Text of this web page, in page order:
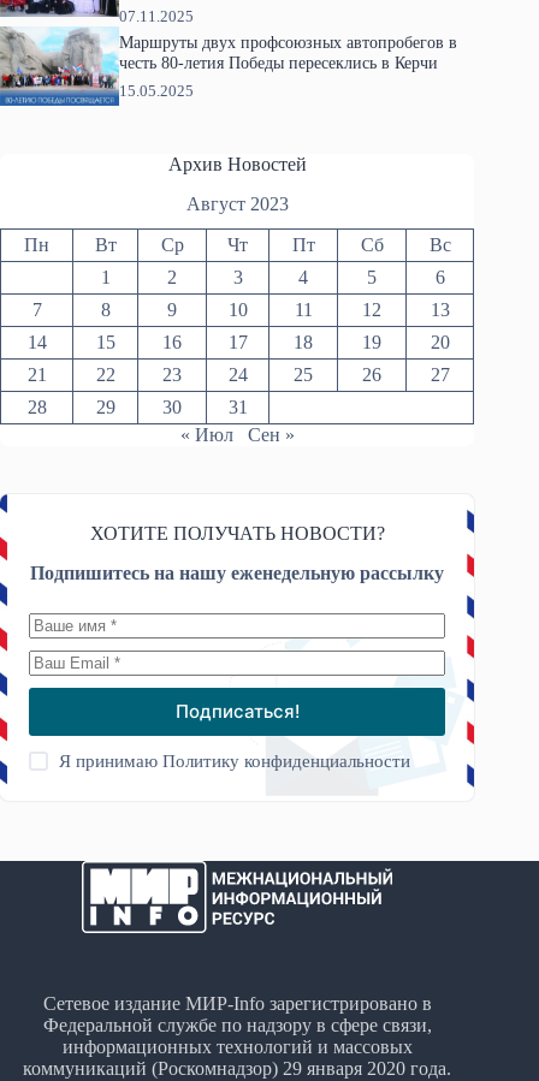
07.11.2025
Маршруты двух профсоюзных автопробегов в
честь 80-летия Победы пересеклись в Керчи
15.05.2025
Архив Новостей
Август 2023
Пн Вт Ср Чт Пт Сб
Вс
1
2 3 4 5
6
7
8 9 10 11 12
13
14
15 16 17 18 19
20
21
22 23 24 25 26
27
28
29 30
31
« Июл
Сен »
ХОТИТЕ ПОЛУЧАТЬ НОВОСТИ?
Подпишитесь на нашу еженедельную рассылку
Подписаться!
Я принимаюПолитику конфиденциальности
Сетевое издание МИР-Info зарегистрировано в
Федеральной службе по надзору в сфере связи,
информационных технологий и массовых
коммуникаций (Роскомнадзор) 29 января 2020 года.